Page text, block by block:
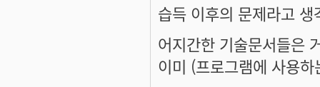
습득 이후의 문제라고 생
어지간한 기술문서들은
이미 (프로그램에 사용